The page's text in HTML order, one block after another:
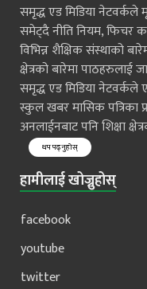
समृद्ध एड मिडिया नेटवर्कले
समेट्दै नीति नियम, फिचर
विभिन्न शैक्षिक संस्थाको
क्षेत्रको बारेमा
समृद्ध एड मिडिया नेटवर्कले
स्कुल खबर मासिक
अनलाईनबाट पनि शिक्षा
थप पढ्नुहोस्
हामीलाई खोज्नुहोस्
facebook
youtube
twitter